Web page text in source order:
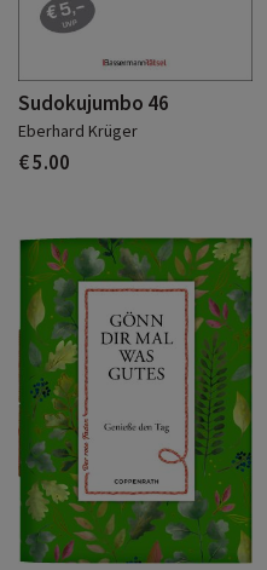
Sudokujumbo 46
Eberhard Krüger
€ 5.00